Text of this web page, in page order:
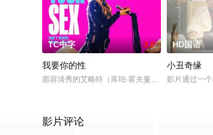
TC中字 3.0
我要你的性
面容清秀的艾略特（库珀·霍夫曼 Cooper
HD国语
小丑奇缘
影片通过一
影片评论